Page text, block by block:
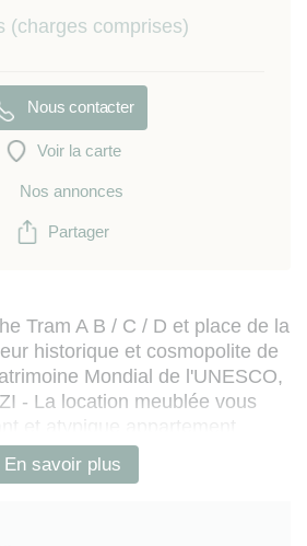
(charges comprises)
Nous contacter
Voir la carte
Nos annonces
Partager
Tram A B / C / D et place de la
historique et cosmopolite de
Mondial de l'UNESCO,
- La location meublée vous
et atypique appartement
(44m² hors Carrez), situé au
immeuble pierre typique, au
En savoir plus